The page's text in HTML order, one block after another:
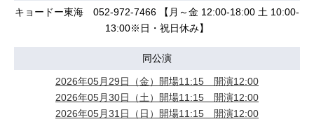
キョードー東海 052-972-7466 【月～金 12:00-18:00 土 10:00-
13:00※日・祝日休み】
同公演
2026年05月29日（金）開場11:15 開演12:00
2026年05月30日（土）開場11:15 開演12:00
2026年05月31日（日）開場11:15 開演12:00